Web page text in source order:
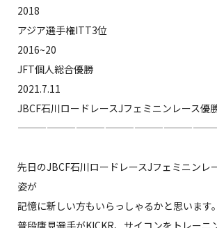
2018
アジア選手権ITT3位
2016~20
JFT個人総合優勝
2021.7.11
JBCF石川ロードレースJフェミニンレース優
先日のJBCF石川ロードレースJフェミニンレ
姿が
記憶に新しい方もいらっしゃるかと思います。
普段唐見選手がKICKR、サイコンをトレーニ